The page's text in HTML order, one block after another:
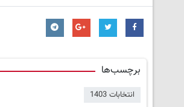
برچسب‌ها
انتخابات 1403